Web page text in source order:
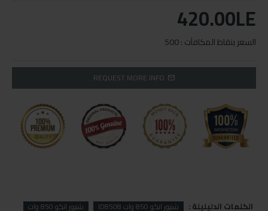
420.00LE
السعر بنقاط المكافآت : 500
REQUEST MORE INFO
الكلمات الدليليلة : شنيور انكو 850 وات ID8508
شنيور انكو 850 وات